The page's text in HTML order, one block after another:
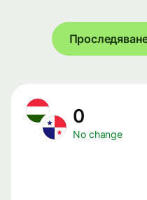
0
No change